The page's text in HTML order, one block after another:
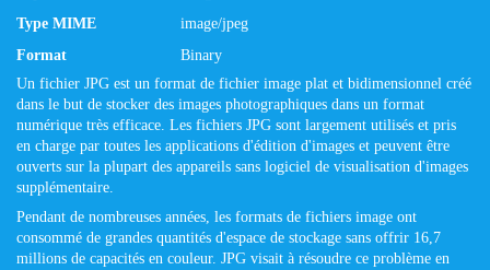
Type MIME
image/jpeg
Format
Binary
Un fichier JPG est un format de fichier image plat et bidimensionnel créé
dans le but de stocker des images photographiques dans un format
numérique très efficace. Les fichiers JPG sont largement utilisés et pris
en charge par toutes les applications d'édition d'images et peuvent être
ouverts sur la plupart des appareils sans logiciel de visualisation d'images
supplémentaire.
Pendant de nombreuses années, les formats de fichiers image ont
consommé de grandes quantités d'espace de stockage sans offrir 16,7
millions de capacités en couleur. JPG visait à résoudre ce problème en